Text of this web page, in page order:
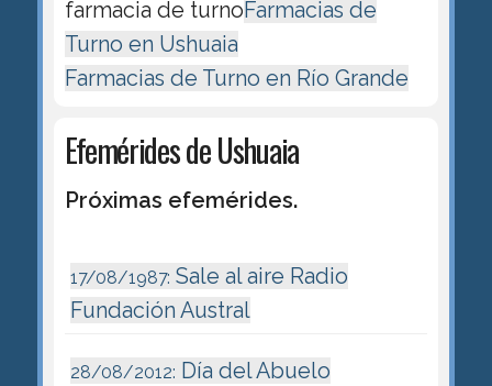
farmacia de turnoFarmacias de
Turno en Ushuaia
Farmacias de Turno en Río Grande
Efemérides de Ushuaia
Próximas efemérides.
17/08/1987: Sale al aire Radio
Fundación Austral
28/08/2012: Día del Abuelo